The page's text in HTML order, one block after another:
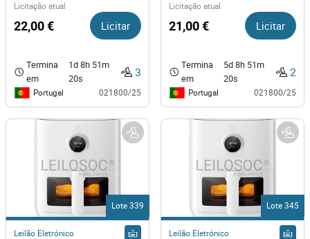
Licitação atual
22,00 € Licitar
Termina
em
1d 8h 51m
20s
3
Portugal 021800/25
Licitação atual
21,00 € Licitar
Termina
em
5d 8h 51m
20s
2
Portugal 021800/25
Lote 339
Leilão Eletrónico
Lote 345
Leilão Eletrónico